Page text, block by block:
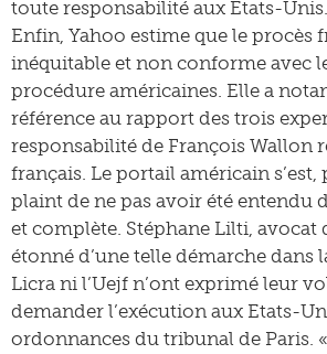
toute responsabilité aux Etats-Unis.
Enfin, Yahoo estime que le procès
inéquitable et non conforme avec
procédure américaines. Elle a
référence au rapport des trois
responsabilité de François Wallon
français. Le portail américain s’est,
plaint de ne pas avoir été entendu
et complète. Stéphane Lilti, avocat
étonné d’une telle démarche dans
Licra ni l’Uejf n’ont exprimé leur
demander l’exécution aux Etats-
ordonnances du tribunal de Paris.